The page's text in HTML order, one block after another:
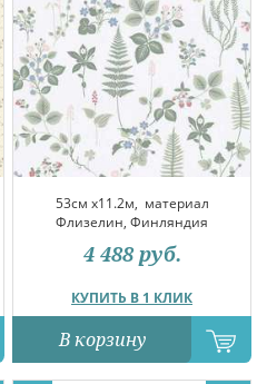
53см x11.2м, материал
Флизелин, Финляндия
КУПИТЬ В 1 КЛИК
4 488 руб.
В корзину